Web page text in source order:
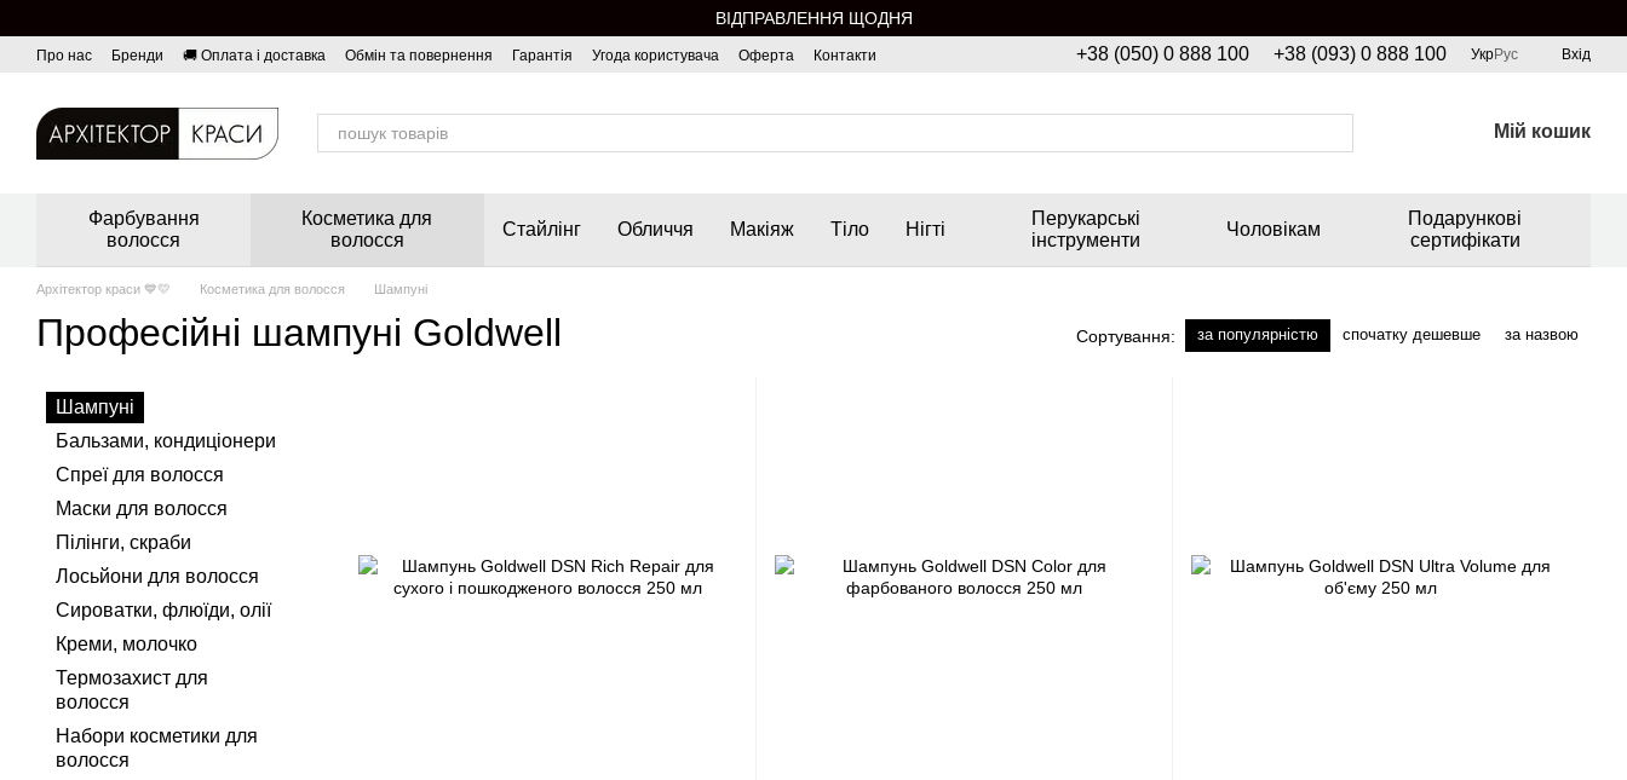
ВІДПРАВЛЕННЯ ЩОДНЯ
Про нас Бренди 🚚 Оплата і доставка Обмін та повернення Гарантія Угода користувача Оферта Контакти +38 (050) 0 888 100 +38 (093) 0 888 100 УкрРус Вхід
Мій кошик
Фарбування
волосся
Косметика для
волосся
Стайлінг Обличчя Макіяж Тіло Нігті
Перукарські
інструменти
Чоловікам
Подарункові
сертифікати
Архітектор краси 💙💛 Косметика для волосся Шампуні
Професійні шампуні Goldwell Сортування: за популярністю спочатку дешевше за назвою
Шампуні
Бальзами, кондиціонери
Спреї для волосся
Маски для волосся
Пілінги, скраби
Лосьйони для волосся
Сироватки, флюїди, олії
Креми, молочко
Термозахист для
волосся
Набори косметики для
волосся